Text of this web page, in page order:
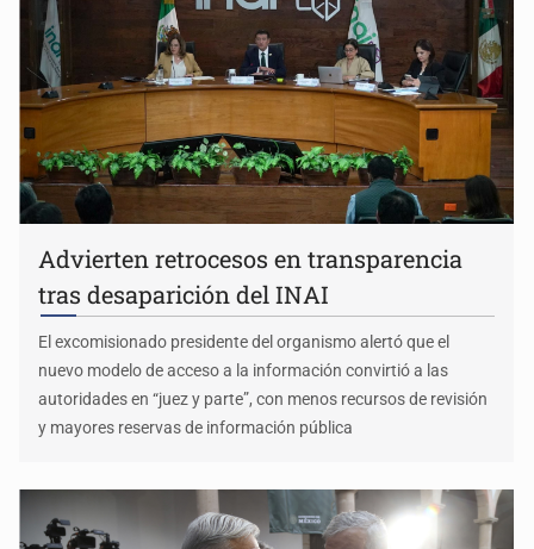
Advierten retrocesos en transparencia
tras desaparición del INAI
El excomisionado presidente del organismo alertó que el
nuevo modelo de acceso a la información convirtió a las
autoridades en “juez y parte”, con menos recursos de revisión
y mayores reservas de información pública